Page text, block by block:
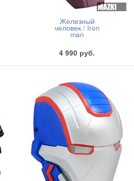
Железный
человек / Iron
man
4 990 руб.